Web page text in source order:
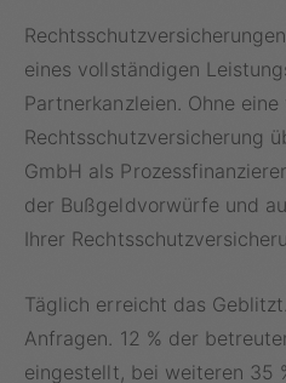
eines vollständigen
Partnerkanzleien. Ohne
Rechtsschutzversicherung
GmbH als
der Bußgeldvorwürfe und
Ihrer
Täglich erreicht das
Anfragen. 12 % der
eingestellt, bei weiteren 35